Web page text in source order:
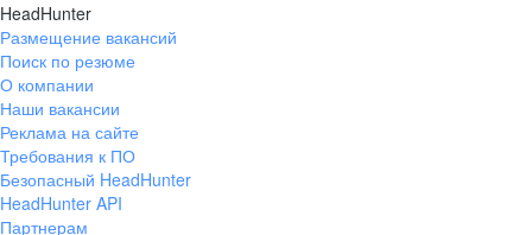
HeadHunter
Размещение вакансий
Поиск по резюме
О компании
Наши вакансии
Реклама на сайте
Требования к ПО
Безопасный HeadHunter
HeadHunter API
Партнерам